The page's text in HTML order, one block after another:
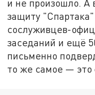
и не произошло. А
защиту
сослуживцев-
заседаний и ещё
письменно
то же самое — это